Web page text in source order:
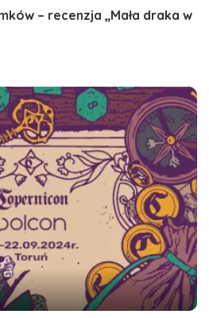
– recenzja „Mała draka w